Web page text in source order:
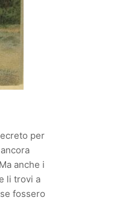
per
anche i
li trovi a
fossero